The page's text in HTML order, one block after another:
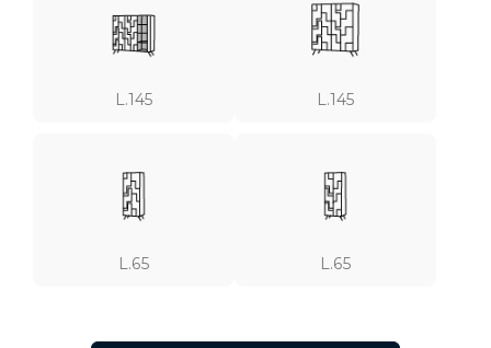
L.145 L.145
L.65 L.65